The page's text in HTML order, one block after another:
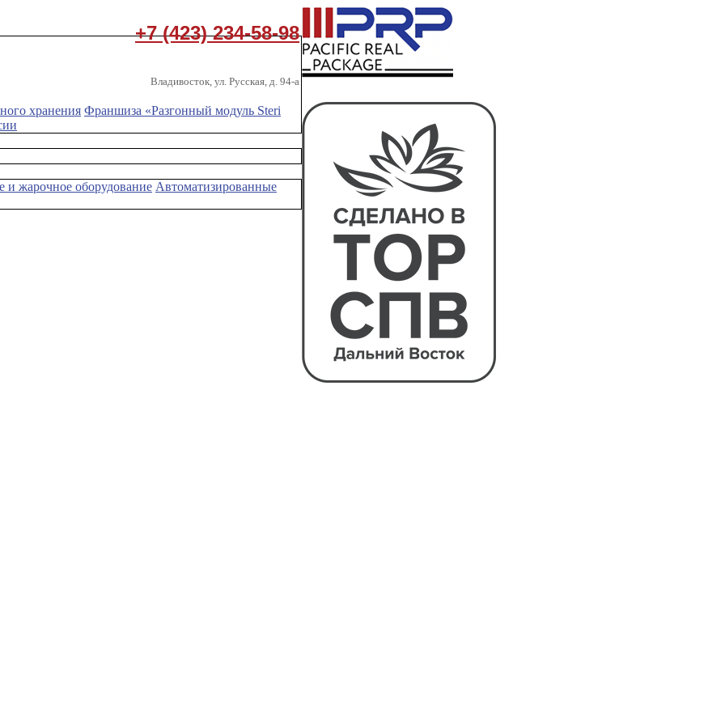
+7 (423) 234-58-98
Владивосток, ул. Русская, д. 94-а
хранения Франшиза «Разгонный модуль Steri
и жарочное оборудование Автоматизированные